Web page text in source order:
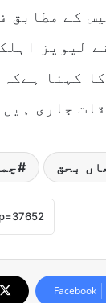
کے مطابق
لیویز
کہنا
جاری ہیں۔
بحق
Facebook